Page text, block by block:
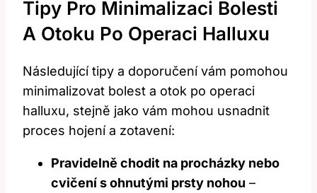
Tipy Pro Minimalizaci Bolesti
A Otoku Po Operaci Halluxu
Následující tipy a doporučení vám pomohou
minimalizovat bolest a otok po operaci
halluxu, stejně jako vám mohou usnadnit
proces hojení a zotavení:
Pravidelně chodit na procházky nebo
cvičení s ohnutými prsty nohou –